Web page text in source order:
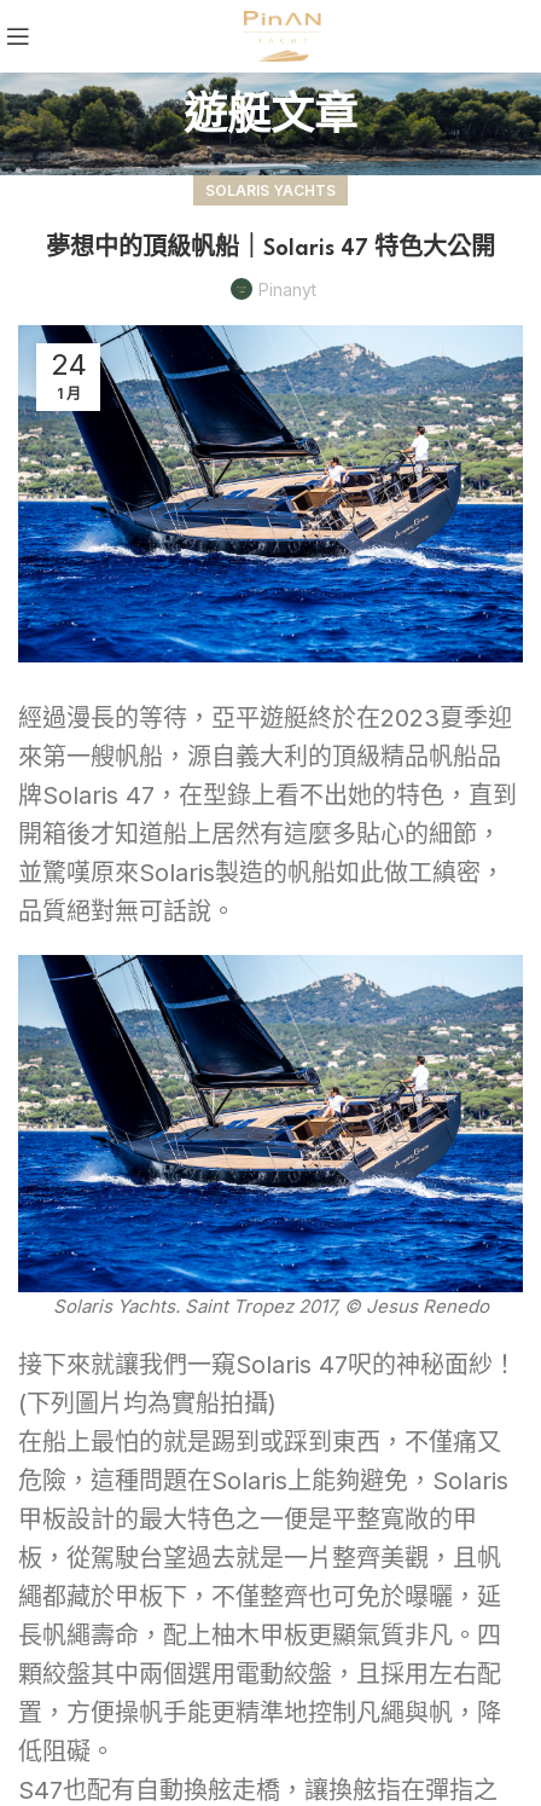
遊艇文章
SOLARIS YACHTS
夢想中的頂級帆船｜Solaris 47 特色大公開
Pinanyt
24
1 月
經過漫長的等待，亞平遊艇終於在2023夏季迎
來第一艘帆船，源自義大利的頂級精品帆船品
牌Solaris 47，在型錄上看不出她的特色，直到
開箱後才知道船上居然有這麼多貼心的細節，
並驚嘆原來Solaris製造的帆船如此做工縝密，
品質絕對無可話說。
Solaris Yachts. Saint Tropez 2017, © Jesus Renedo
接下來就讓我們一窺Solaris 47呎的神秘面紗！
(下列圖片均為實船拍攝)
在船上最怕的就是踢到或踩到東西，不僅痛又
危險，這種問題在Solaris上能夠避免，Solaris
甲板設計的最大特色之一便是平整寬敞的甲
板，從駕駛台望過去就是一片整齊美觀，且帆
繩都藏於甲板下，不僅整齊也可免於曝曬，延
長帆繩壽命，配上柚木甲板更顯氣質非凡。四
顆絞盤其中兩個選用電動絞盤，且採用左右配
置，方便操帆手能更精準地控制凡繩與帆，降
低阻礙。
S47也配有自動換舷走橋，讓換舷指在彈指之